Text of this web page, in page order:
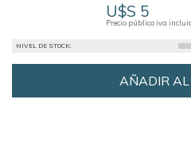
U$S 5
Precio público iva
NIVEL DE STOCK:
AÑADIR AL